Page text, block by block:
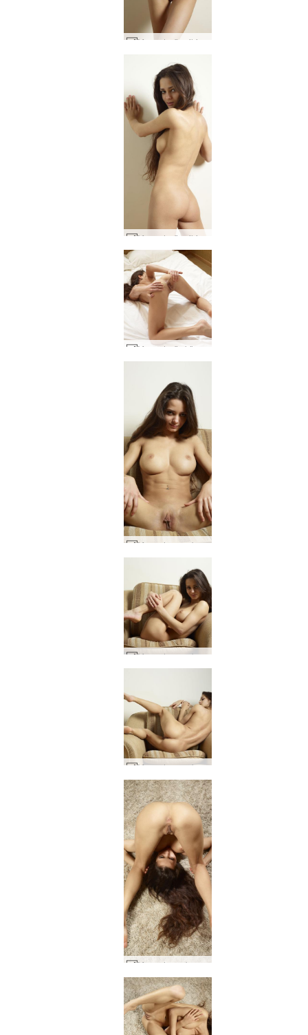
Mercedes sıcak koltuk #9
Mercedes sıcak koltuk #6
Mercedes sıcak koltuk #34
Mercedes seks akrobatı #18